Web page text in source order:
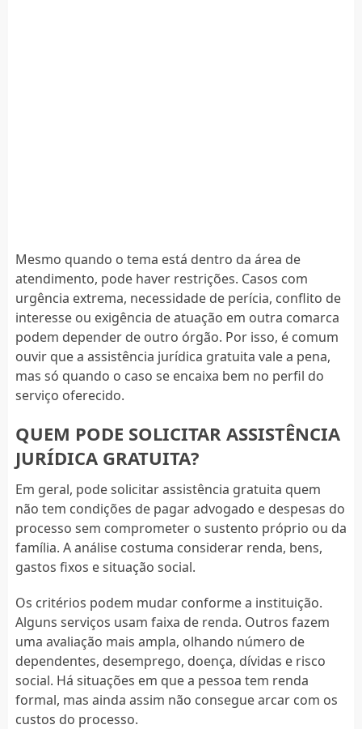
Mesmo quando o tema está dentro da área de
atendimento, pode haver restrições. Casos com
urgência extrema, necessidade de perícia, conflito de
interesse ou exigência de atuação em outra comarca
podem depender de outro órgão. Por isso, é comum
ouvir que a assistência jurídica gratuita vale a pena,
mas só quando o caso se encaixa bem no perfil do
serviço oferecido.
QUEM PODE SOLICITAR ASSISTÊNCIA
JURÍDICA GRATUITA?
Em geral, pode solicitar assistência gratuita quem
não tem condições de pagar advogado e despesas do
processo sem comprometer o sustento próprio ou da
família. A análise costuma considerar renda, bens,
gastos fixos e situação social.
Os critérios podem mudar conforme a instituição.
Alguns serviços usam faixa de renda. Outros fazem
uma avaliação mais ampla, olhando número de
dependentes, desemprego, doença, dívidas e risco
social. Há situações em que a pessoa tem renda
formal, mas ainda assim não consegue arcar com os
custos do processo.